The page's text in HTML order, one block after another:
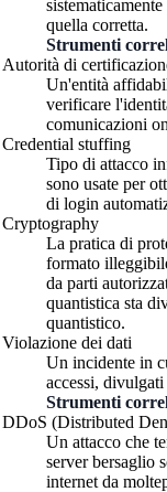
quella corretta.
Strumenti
Autorità di
Un'entità
verificare
comunicazioni
Credential stuffing
Tipo di attacco
sono usate per
di login
Cryptography
La pratica di
formato
da parti
quantistica sta
quantistico.
Violazione dei dati
Un incidente in
accessi,
Strumenti
DDoS (Distributed
Un attacco che
server bersaglio
internet da